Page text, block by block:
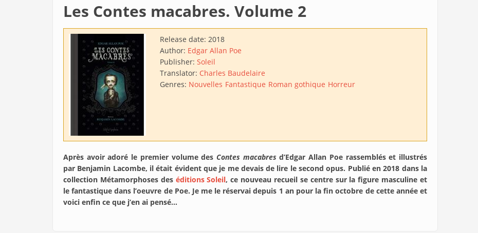
Les Contes macabres. Volume 2
Release date: 2018
Author: Edgar Allan Poe
Publisher: Soleil
Translator: Charles Baudelaire
Genres: Nouvelles Fantastique Roman gothique Horreur
Après avoir adoré le premier volume des Contes macabres d’Edgar Allan Poe rassemblés et illustrés
par Benjamin Lacombe, il était évident que je me devais de lire le second opus. Publié en 2018 dans la
collection Métamorphoses des éditions Soleil, ce nouveau recueil se centre sur la figure masculine et
le fantastique dans l’oeuvre de Poe. Je me le réservai depuis 1 an pour la fin octobre de cette année et
voici enfin ce que j’en ai pensé…